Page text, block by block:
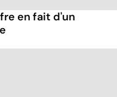
en fait d'un